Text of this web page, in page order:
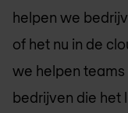
helpen we
of het nu in de
we helpen
bedrijven die het